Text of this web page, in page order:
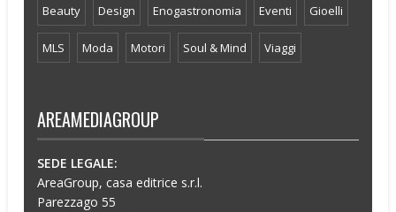
Beauty Design Enogastronomia Eventi Gioelli
MLS Moda Motori Soul & Mind Viaggi
AREAMEDIAGROUP
SEDE LEGALE:
AreaGroup, casa editrice s.r.l.
Parezzago 55